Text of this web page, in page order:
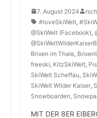
7. August 2024
rsch
#loveSkiWelt,
@SkiWelt (Facebook),
Brixen im Thale,
freeski, KitzSkiWelt,
SkiWelt Scheffau,
SkiWelt Wilder Kaiser,
Snowboarden,
MIT DER 8ER